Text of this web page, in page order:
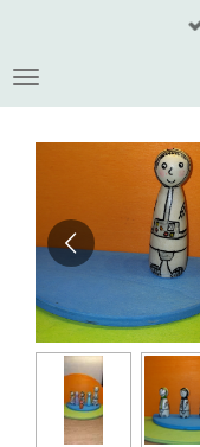
naar
de
hoofdinhoud